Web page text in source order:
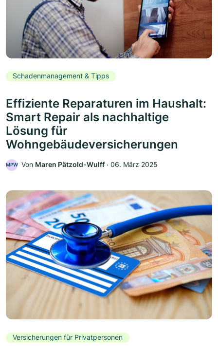
Schadenmanagement & Tipps
Effiziente Reparaturen im Haushalt:
Smart Repair als nachhaltige
Lösung für
Wohngebäudeversicherungen
MPW Von Maren Pätzold-Wulff ‧ 06. März 2025
Versicherungen für Privatpersonen